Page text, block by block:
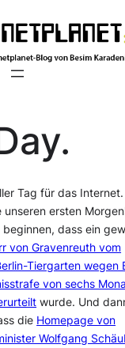
Tag für das
unseren ersten
dass ein
von Gravenreuth vom
Tiergarten wegen
von sechs
wurde. Und
die Homepage von
Wolfgang